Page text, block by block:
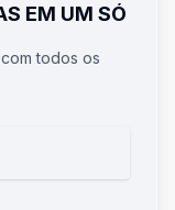
EM UM SÓ
todos os